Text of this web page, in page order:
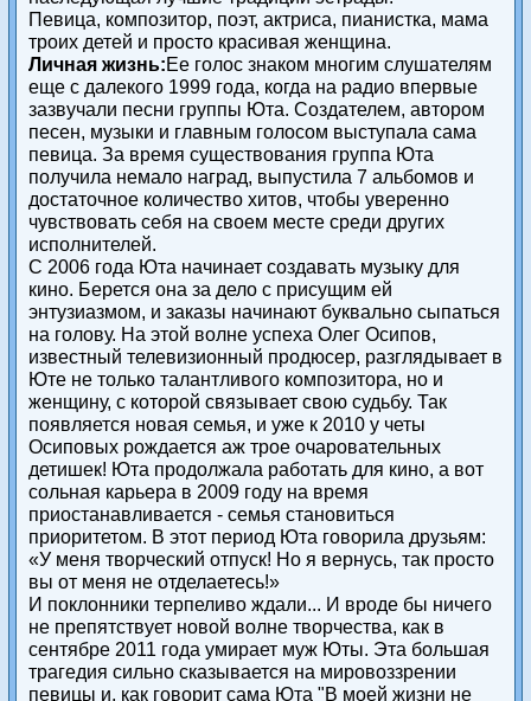
Певица, композитор, поэт, актриса, пианистка, мама
троих детей и просто красивая женщина.
Личная жизнь:Ее голос знаком многим слушателям
еще с далекого 1999 года, когда на радио впервые
зазвучали песни группы Юта. Создателем, автором
песен, музыки и главным голосом выступала сама
певица. За время существования группа Юта
получила немало наград, выпустила 7 альбомов и
достаточное количество хитов, чтобы уверенно
чувствовать себя на своем месте среди других
исполнителей.
С 2006 года Юта начинает создавать музыку для
кино. Берется она за дело с присущим ей
энтузиазмом, и заказы начинают буквально сыпаться
на голову. На этой волне успеха Олег Осипов,
известный телевизионный продюсер, разглядывает в
Юте не только талантливого композитора, но и
женщину, с которой связывает свою судьбу. Так
появляется новая семья, и уже к 2010 у четы
Осиповых рождается аж трое очаровательных
детишек! Юта продолжала работать для кино, а вот
сольная карьера в 2009 году на время
приостанавливается - семья становиться
приоритетом. В этот период Юта говорила друзьям:
«У меня творческий отпуск! Но я вернусь, так просто
вы от меня не отделаетесь!»
И поклонники терпеливо ждали... И вроде бы ничего
не препятствует новой волне творчества, как в
сентябре 2011 года умирает муж Юты. Эта большая
трагедия сильно сказывается на мировоззрении
певицы и, как говорит сама Юта "В моей жизни не